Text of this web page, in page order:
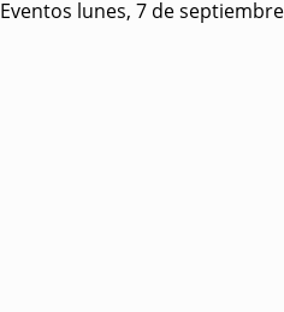
Eventos lunes, 7 de